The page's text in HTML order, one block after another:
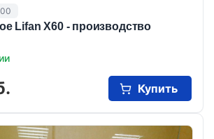
Lifan X60 - производство
Купить